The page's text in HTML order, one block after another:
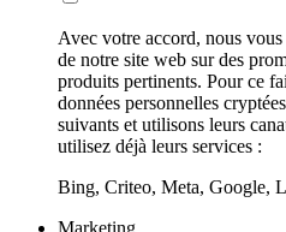
Avec votre accord, nous
de notre site web sur des
produits pertinents. Pour ce
données personnelles
suivants et utilisons leurs
utilisez déjà leurs services :
Bing, Criteo, Meta, Google,
Marketing